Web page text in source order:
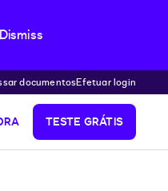
Dismiss
documentosEfetuar login
TESTE GRÁTIS